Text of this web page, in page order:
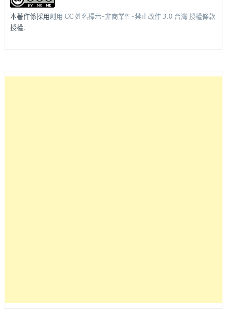
本著作係採用創用 CC 姓名標示-非商業性-禁止改作 3.0 台灣 授權條款
授權.